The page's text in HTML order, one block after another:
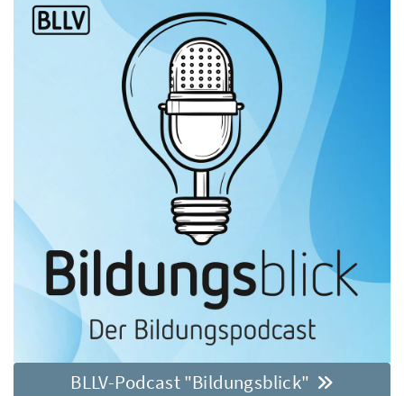
BLLV-Podcast "Bildungsblick"